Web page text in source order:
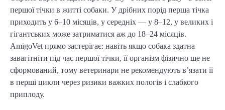
першої тічки в житті собаки. У дрібних порід перша тічка
приходить у 6–10 місяців, у середніх — у 8–12, у великих і
гігантських може затриматися аж до 18–24 місяців.
AmigoVet прямо застерігає: навіть якщо собака здатна
завагітніти під час першої тічки, її організм фізично ще не
сформований, тому ветеринари не рекомендують в’язати її
в перші цикли через ризики важких пологів і слабкого
приплоду.